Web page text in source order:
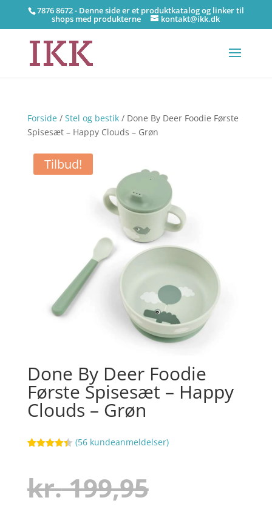
7876 8672 - Denne side er et produktkatalog og linker til
shops med produkterne kontakt@ikk.dk
Forside/ Stel og bestik/ Done By Deer Foodie Første
Spisesæt – Happy Clouds – Grøn
Tilbud!
Done By Deer Foodie
Første Spisesæt – Happy
Clouds – Grøn
baseret
på
kundebedø
(56 kundeanmeldelser)
kr.199,95